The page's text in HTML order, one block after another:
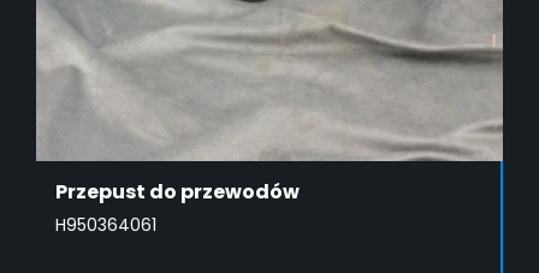
Przepust do przewodów
H950364061